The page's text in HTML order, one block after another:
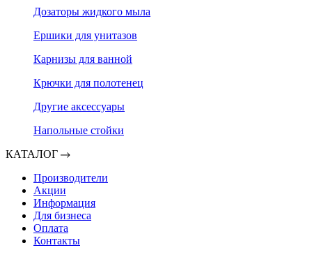
Дозаторы жидкого мыла
Ершики для унитазов
Карнизы для ванной
Крючки для полотенец
Другие аксессуары
Напольные стойки
КАТАЛОГ
Производители
Акции
Информация
Для бизнеса
Оплата
Контакты